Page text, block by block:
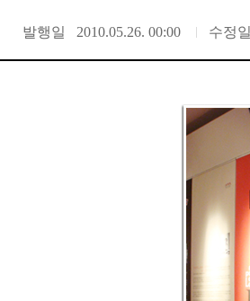
발행일 2010.05.26. 00:00 수정일